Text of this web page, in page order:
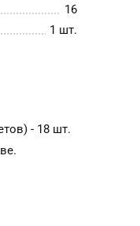
16
1 шт.
- 18 шт.